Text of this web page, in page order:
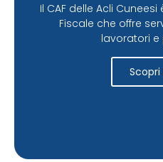
Il CAF delle Acli
Fiscale che offre
lavoratori e
Scopri